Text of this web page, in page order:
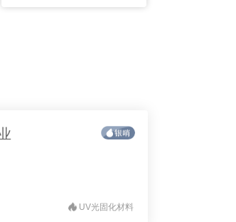
UV光固化材料